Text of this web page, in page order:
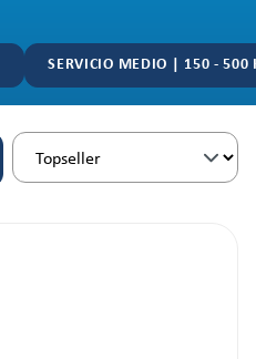
SERVICIO MEDIO | 150 - 500